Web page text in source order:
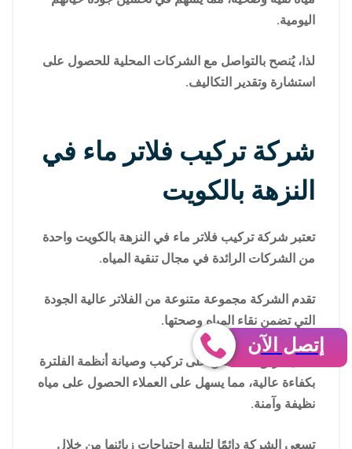
اليومية.
لذا، يُنصح بالتواصل مع الشركات المحلية للحصول على
استشارة وتقدير التكاليف.
شركة تركيب فلاتر ماء في
النزهة بالكويت
تعتبر شركة تركيب فلاتر ماء في النزهة بالكويت واحدة
من الشركات الرائدة في مجال تنقية المياه.
تقدم الشركة مجموعة متنوعة من الفلاتر عالية الجودة
التي تضمن نقاء المياه وصحتها.
يعمل فريق متخصص على تركيب وصيانة أنظمة الفلترة
بكفاءة عالية، مما يسهل على العملاء الحصول على مياه
نظيفة وآمنة.
تسعى الشركة دائمًا لتلبية احتياجات زبائنها من خلال
إتصل الآن